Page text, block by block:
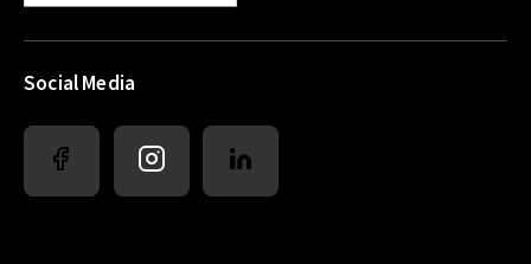
Social Media